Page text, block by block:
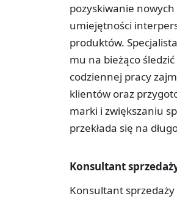
pozyskiwanie
umiejętności
produktów.
mu na bieżąco
codziennej pracy
klientów oraz
marki i zwiększaniu
przekłada się na
Konsultant
Konsultant